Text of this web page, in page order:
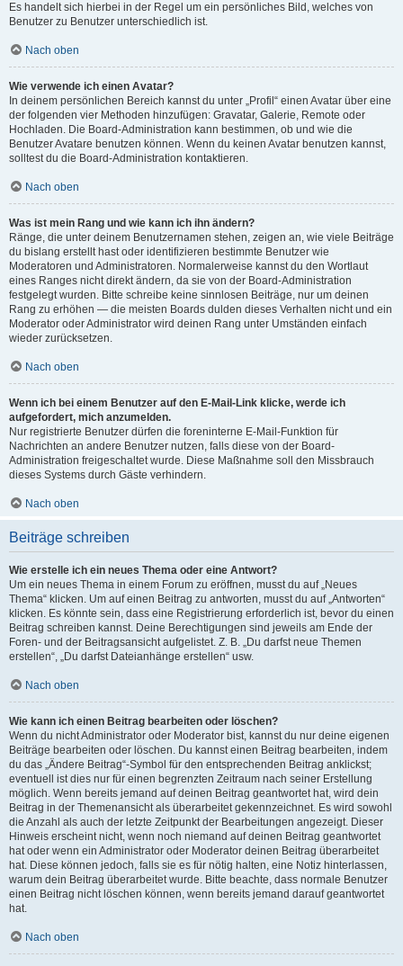
Es handelt sich hierbei in der Regel um ein persönliches Bild, welches von
Benutzer zu Benutzer unterschiedlich ist.
Nach oben
Wie verwende ich einen Avatar?
In deinem persönlichen Bereich kannst du unter „Profil“ einen Avatar über eine
der folgenden vier Methoden hinzufügen: Gravatar, Galerie, Remote oder
Hochladen. Die Board-Administration kann bestimmen, ob und wie die
Benutzer Avatare benutzen können. Wenn du keinen Avatar benutzen kannst,
solltest du die Board-Administration kontaktieren.
Nach oben
Was ist mein Rang und wie kann ich ihn ändern?
Ränge, die unter deinem Benutzernamen stehen, zeigen an, wie viele Beiträge
du bislang erstellt hast oder identifizieren bestimmte Benutzer wie
Moderatoren und Administratoren. Normalerweise kannst du den Wortlaut
eines Ranges nicht direkt ändern, da sie von der Board-Administration
festgelegt wurden. Bitte schreibe keine sinnlosen Beiträge, nur um deinen
Rang zu erhöhen — die meisten Boards dulden dieses Verhalten nicht und ein
Moderator oder Administrator wird deinen Rang unter Umständen einfach
wieder zurücksetzen.
Nach oben
Wenn ich bei einem Benutzer auf den E-Mail-Link klicke, werde ich
aufgefordert, mich anzumelden.
Nur registrierte Benutzer dürfen die foreninterne E-Mail-Funktion für
Nachrichten an andere Benutzer nutzen, falls diese von der Board-
Administration freigeschaltet wurde. Diese Maßnahme soll den Missbrauch
dieses Systems durch Gäste verhindern.
Nach oben
Beiträge schreiben
Wie erstelle ich ein neues Thema oder eine Antwort?
Um ein neues Thema in einem Forum zu eröffnen, musst du auf „Neues
Thema“ klicken. Um auf einen Beitrag zu antworten, musst du auf „Antworten“
klicken. Es könnte sein, dass eine Registrierung erforderlich ist, bevor du einen
Beitrag schreiben kannst. Deine Berechtigungen sind jeweils am Ende der
Foren- und der Beitragsansicht aufgelistet. Z. B. „Du darfst neue Themen
erstellen“, „Du darfst Dateianhänge erstellen“ usw.
Nach oben
Wie kann ich einen Beitrag bearbeiten oder löschen?
Wenn du nicht Administrator oder Moderator bist, kannst du nur deine eigenen
Beiträge bearbeiten oder löschen. Du kannst einen Beitrag bearbeiten, indem
du das „Ändere Beitrag“-Symbol für den entsprechenden Beitrag anklickst;
eventuell ist dies nur für einen begrenzten Zeitraum nach seiner Erstellung
möglich. Wenn bereits jemand auf deinen Beitrag geantwortet hat, wird dein
Beitrag in der Themenansicht als überarbeitet gekennzeichnet. Es wird sowohl
die Anzahl als auch der letzte Zeitpunkt der Bearbeitungen angezeigt. Dieser
Hinweis erscheint nicht, wenn noch niemand auf deinen Beitrag geantwortet
hat oder wenn ein Administrator oder Moderator deinen Beitrag überarbeitet
hat. Diese können jedoch, falls sie es für nötig halten, eine Notiz hinterlassen,
warum dein Beitrag überarbeitet wurde. Bitte beachte, dass normale Benutzer
einen Beitrag nicht löschen können, wenn bereits jemand darauf geantwortet
hat.
Nach oben